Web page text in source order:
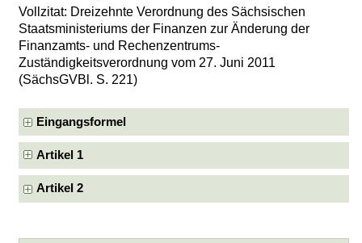
Vollzitat: Dreizehnte Verordnung des Sächsischen
Staatsministeriums der Finanzen zur Änderung der
Finanzamts- und Rechenzentrums-
Zuständigkeitsverordnung vom 27. Juni 2011
(SächsGVBl. S. 221)
Eingangsformel
Artikel 1
Artikel 2